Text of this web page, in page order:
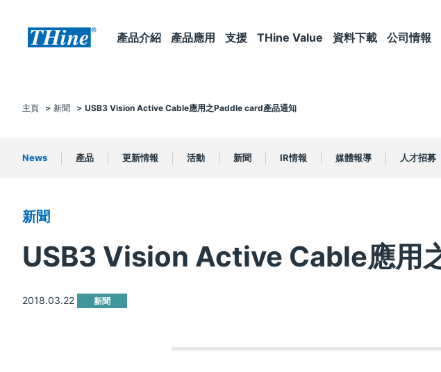
產品介紹 產品應用 支援 THine Value 資料下載 公司情報
主頁 新聞 USB3 Vision Active Cable應用之Paddle card產品通知
News 產品 更新情報 活動 新聞 IR情報 媒體報導 人才招募
新聞
USB3 Vision Active Cable應用
2018.03.22 新聞